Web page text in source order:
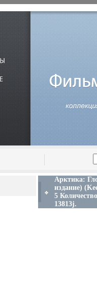
Арктика:
издание)
5
13813j.